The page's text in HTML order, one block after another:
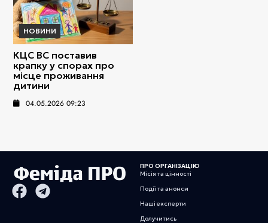
НОВИНИ
КЦС ВС поставив
крапку у спорах про
місце проживання
дитини
04.05.2026 09:23
ПРО ОРГАНІЗАЦІЮ
Місія та цінності
Події та анонси
Наші експерти
Долучитись